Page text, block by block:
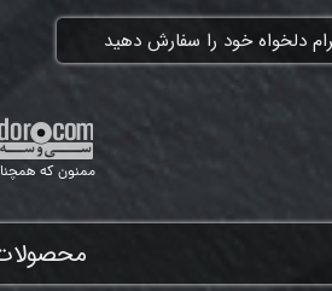
دلخواه خود را سفارش دهید
ممنون که